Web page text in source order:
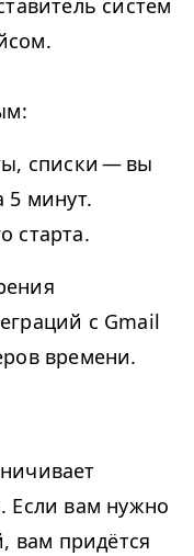
систем
списки — вы
5 минут.
старта.
с Gmail
времени.
Если вам нужно
вам придётся